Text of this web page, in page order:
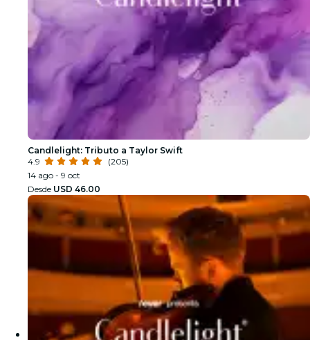
Candlelight: Tributo a Taylor Swift
4.9
(205)
14 ago - 9 oct
Desde USD 46.00